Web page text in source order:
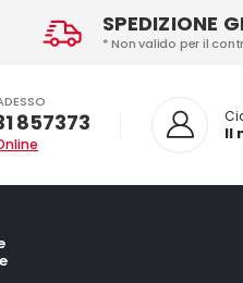
SPEDIZIONE
* Non valido per il
857373 Il